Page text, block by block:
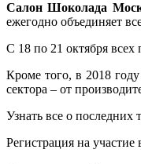
Салон Шоколада
ежегодно объединяет
С 18 по 21 октября всех
Кроме того, в 2018
сектора – от
Узнать все о последних
Регистрация на